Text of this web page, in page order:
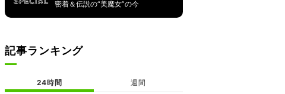
密着＆伝説の“美魔女”の今
記事ランキング
24時間 週間